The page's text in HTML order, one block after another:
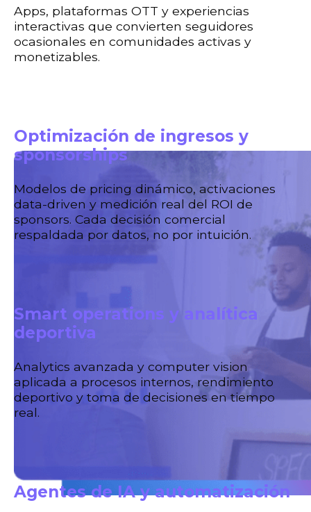
Apps, plataformas OTT y experiencias
interactivas que convierten seguidores
ocasionales en comunidades activas y
monetizables.
Optimización de ingresos y
sponsorships
Modelos de pricing dinámico, activaciones
data-driven y medición real del ROI de
sponsors. Cada decisión comercial
respaldada por datos, no por intuición.
Smart operations y analítica
deportiva
Analytics avanzada y computer vision
aplicada a procesos internos, rendimiento
deportivo y toma de decisiones en tiempo
real.
Agentes de IA y automatización